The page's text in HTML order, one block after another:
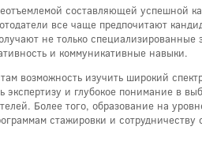
составляющей успешной
все чаще предпочитают
не только специализированные
и коммуникативные навыки.
возможность изучить широкий
экспертизу и глубокое понимание в
Более того, образование на
стажировки и